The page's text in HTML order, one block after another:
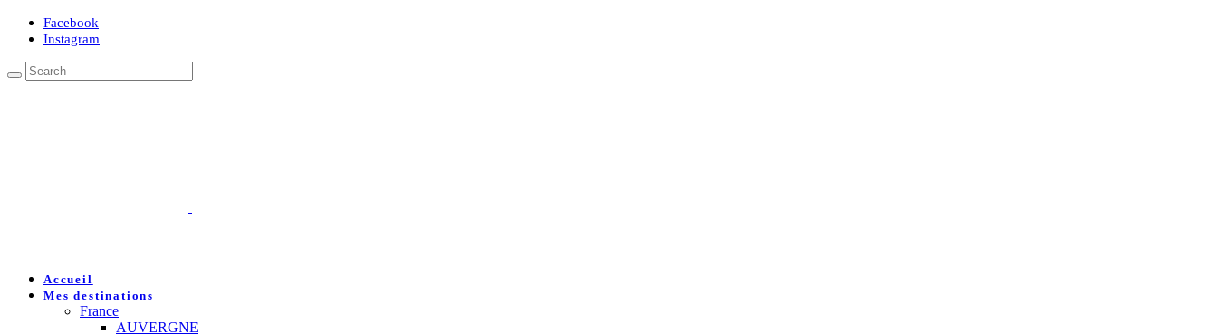
Facebook
Instagram
Accueil
Mes destinations
France
AUVERGNE